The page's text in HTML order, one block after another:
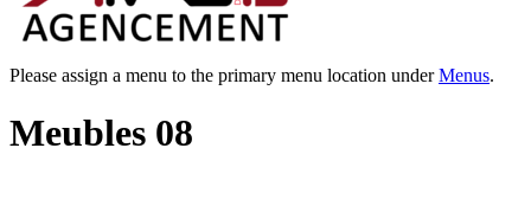
Please assign a menu to the primary menu location underMenus.
Meubles 08